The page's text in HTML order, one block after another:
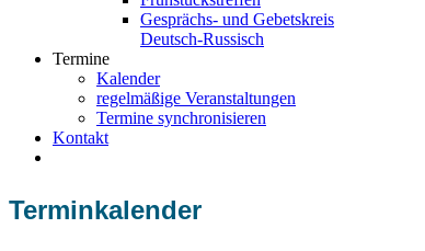
Gesprächs- und Gebetskreis
Deutsch-Russisch
Termine
Kalender
regelmäßige Veranstaltungen
Termine synchronisieren
Kontakt
Terminkalender